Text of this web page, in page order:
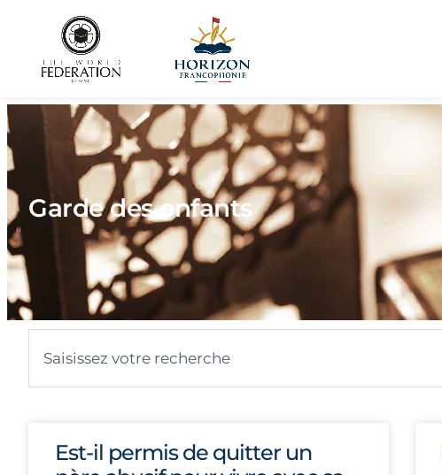
Garde des enfants
Est-il permis de quitter un